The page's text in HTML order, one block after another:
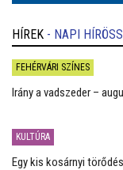
HÍREK - NAPI
FEHÉRVÁRI SZÍNES
Irány a vadszeder –
KULTÚRA
Egy kis kosárnyi